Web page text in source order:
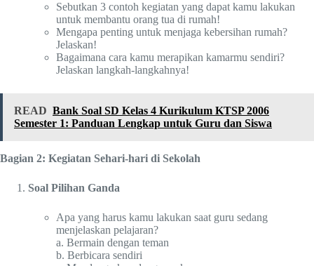
Sebutkan 3 contoh kegiatan yang dapat kamu lakukan
untuk membantu orang tua di rumah!
Mengapa penting untuk menjaga kebersihan rumah?
Jelaskan!
Bagaimana cara kamu merapikan kamarmu sendiri?
Jelaskan langkah-langkahnya!
READ Bank Soal SD Kelas 4 Kurikulum KTSP 2006
Semester 1: Panduan Lengkap untuk Guru dan Siswa
Bagian 2: Kegiatan Sehari-hari di Sekolah
Soal Pilihan Ganda
Apa yang harus kamu lakukan saat guru sedang
menjelaskan pelajaran?
a. Bermain dengan teman
b. Berbicara sendiri